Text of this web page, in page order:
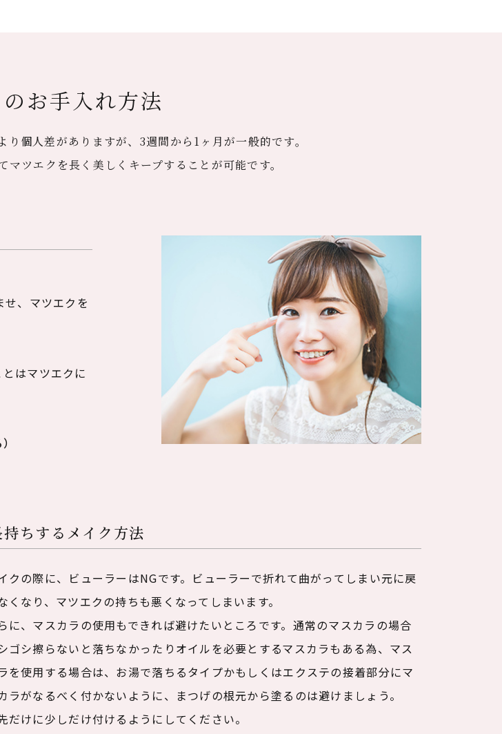
お手入れ方法
個人差がありますが、 3週間から1ヶ月が一般的です。
​​​​​​​マツエクを長く美しくキープすることが可能です。
、マツエクを
はマツエクに
持ちするメイク方法
クの際に、ビューラーはNGです。ビューラーで折れて曲がってしまい元に戻
くなり、マツエクの持ちも悪くなってしまいます。
に、マスカラの使用もできれば避けたいところです。通常のマスカラの場合
ゴシ擦らないと落ちなかったりオイルを必要とするマスカラもある為、マス
を使用する場合は、お湯で落ちるタイプかもしくはエクステの接着部分にマ
ラがなるべく付かないように、まつげの根元から塗るのは避けましょう。
だけに少しだけ付けるようにしてください。